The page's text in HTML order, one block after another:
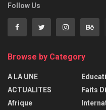
Follow Us
Browse by Category
A LA UNE
ACTUALITES
Afrique
Faits